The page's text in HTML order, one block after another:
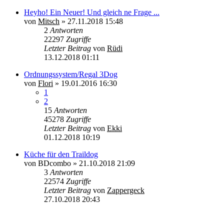
Heyho! Ein Neuer! Und gleich ne Frage ...
von Mitsch » 27.11.2018 15:48
2 Antworten
22297 Zugriffe
Letzter Beitrag von Rüdi
13.12.2018 01:11
Ordnungssystem/Regal 3Dog
von Flori » 19.01.2016 16:30
1
2
15 Antworten
45278 Zugriffe
Letzter Beitrag von Ekki
01.12.2018 10:19
Küche für den Traildog
von BDcombo » 21.10.2018 21:09
3 Antworten
22574 Zugriffe
Letzter Beitrag von Zappergeck
27.10.2018 20:43